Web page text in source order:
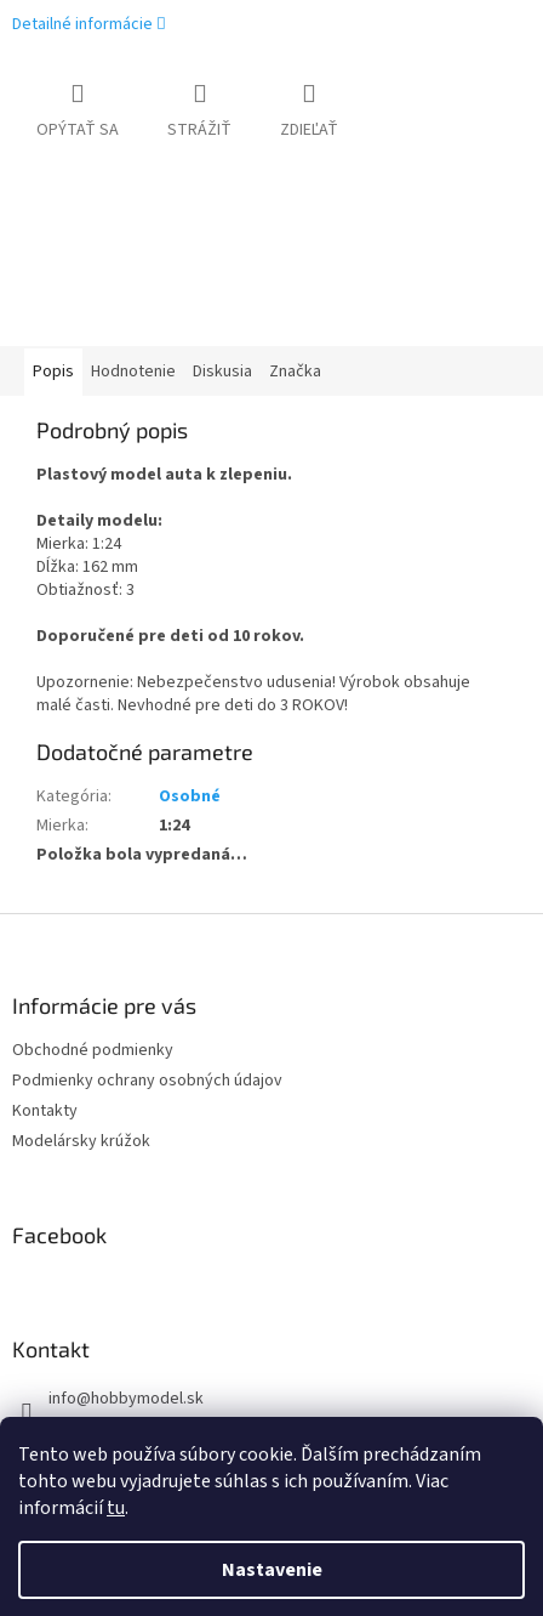
Tento web používa súbory cookie. Ďalším prechádzaním
tohto webu vyjadrujete súhlas s ich používaním. Viac
informáciítu.
Nastavenie
Detailné informácie
OPÝTAŤ SA STRÁŽIŤ ZDIEĽAŤ
Popis Hodnotenie Diskusia Značka
Podrobný popis
Plastový model auta k zlepeniu.
Detaily modelu:
Mierka: 1:24
Dĺžka: 162 mm
Obtiažnosť: 3
Doporučené pre deti od 10 rokov.
Upozornenie: Nebezpečenstvo udusenia! Výrobok obsahuje
malé časti. Nevhodné pre deti do 3 ROKOV!
Dodatočné parametre
Kategória:
Osobné
Mierka:
1:24
Položka bola vypredaná…
Informácie pre vás
Obchodné podmienky
Podmienky ochrany osobných údajov
Kontakty
Modelársky krúžok
Facebook
Kontakt
info@hobbymodel.sk
https://www.facebook.com/skhobbymodel
Vytvoril Shoptet